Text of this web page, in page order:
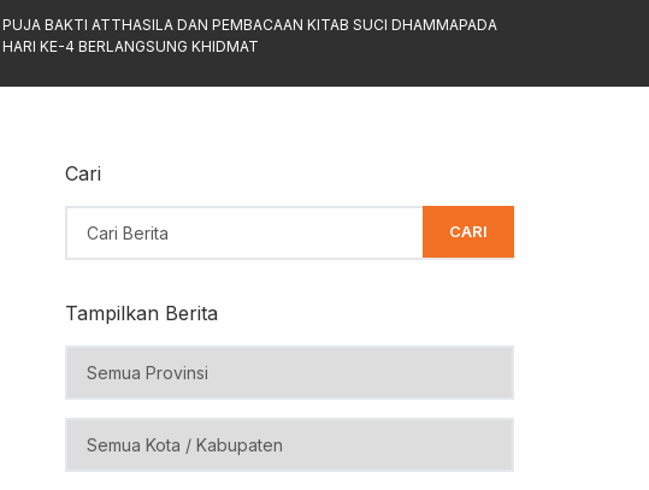
PUJA BAKTI ATTHASILA DAN PEMBACAAN KITAB SUCI DHAMMAPADA
HARI KE-4 BERLANGSUNG KHIDMAT
Cari
CARI
Tampilkan Berita